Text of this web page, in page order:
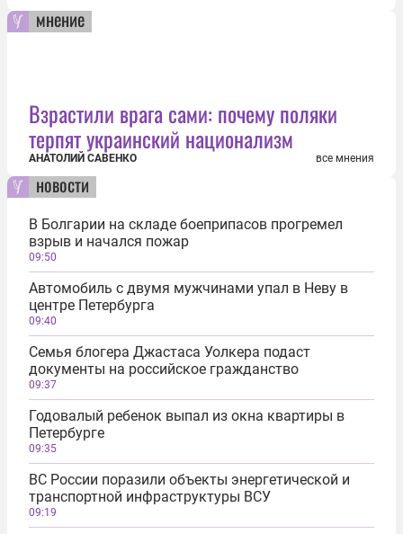
мнение
Взрастили врага сами: почему поляки
терпят украинский национализм
АНАТОЛИЙ САВЕНКО все мнения
новости
В Болгарии на складе боеприпасов прогремел
взрыв и начался пожар
09:50
Автомобиль с двумя мужчинами упал в Неву в
центре Петербурга
09:40
Семья блогера Джастаса Уолкера подаст
документы на российское гражданство
09:37
Годовалый ребенок выпал из окна квартиры в
Петербурге
09:35
ВС России поразили объекты энергетической и
транспортной инфраструктуры ВСУ
09:19